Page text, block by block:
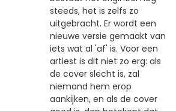
steeds, het is zelfs zo
uitgebracht. Er wordt een
nieuwe versie gemaakt van
iets wat al 'af' is. Voor een
artiest is dit niet zo erg: als
de cover slecht is, zal
niemand hem erop
aankijken, en als de cover